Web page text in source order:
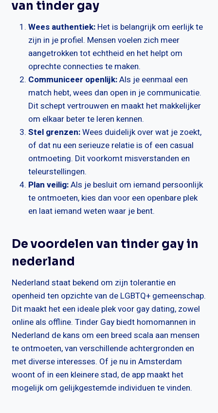
van tinder gay
Wees authentiek: Het is belangrijk om eerlijk te
zijn in je profiel. Mensen voelen zich meer
aangetrokken tot echtheid en het helpt om
oprechte connecties te maken.
Communiceer openlijk:Als je eenmaal een
match hebt, wees dan open in je communicatie.
Dit schept vertrouwen en maakt het makkelijker
om elkaar beter te leren kennen.
Stel grenzen:Wees duidelijk over wat je zoekt,
of dat nu een serieuze relatie is of een casual
ontmoeting. Dit voorkomt misverstanden en
teleurstellingen.
Plan veilig:Als je besluit om iemand persoonlijk
te ontmoeten, kies dan voor een openbare plek
en laat iemand weten waar je bent.
De voordelen van tinder gay in
nederland
Nederland staat bekend om zijn tolerantie en
openheid ten opzichte van de LGBTQ+ gemeenschap.
Dit maakt het een ideale plek voor gay dating, zowel
online als offline. Tinder Gay biedt homomannen in
Nederland de kans om een breed scala aan mensen
te ontmoeten, van verschillende achtergronden en
met diverse interesses. Of je nu in Amsterdam
woont of in een kleinere stad, de app maakt het
mogelijk om gelijkgestemde individuen te vinden.